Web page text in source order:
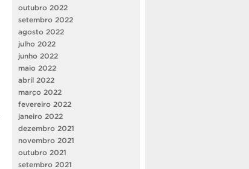
outubro 2022
setembro 2022
agosto 2022
julho 2022
junho 2022
maio 2022
abril 2022
março 2022
fevereiro 2022
janeiro 2022
dezembro 2021
novembro 2021
outubro 2021
setembro 2021